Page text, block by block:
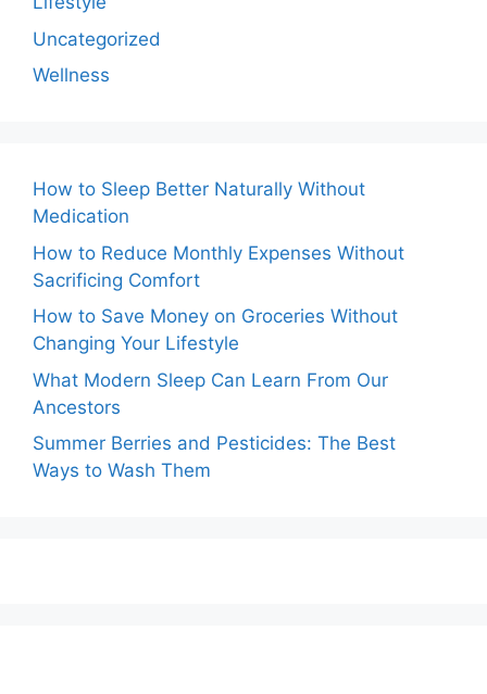
Uncategorized
Wellness
How to Sleep Better Naturally Without
Medication
How to Reduce Monthly Expenses Without
Sacrificing Comfort
How to Save Money on Groceries Without
Changing Your Lifestyle
What Modern Sleep Can Learn From Our
Ancestors
Summer Berries and Pesticides: The Best
Ways to Wash Them